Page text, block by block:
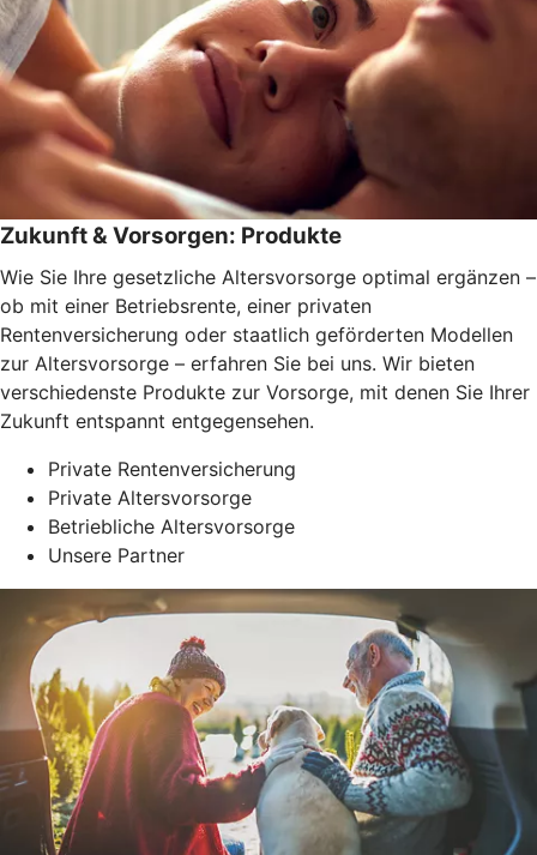
Zukunft & Vorsorgen: Produkte
Wie Sie Ihre gesetzliche Altersvorsorge optimal ergänzen –
ob mit einer Betriebsrente, einer privaten
Rentenversicherung oder staatlich geförderten Modellen
zur Altersvorsorge – erfahren Sie bei uns. Wir bieten
verschiedenste Produkte zur Vorsorge, mit denen Sie Ihrer
Zukunft entspannt entgegensehen.
Private Rentenversicherung
Private Altersvorsorge
Betriebliche Altersvorsorge
Unsere Partner